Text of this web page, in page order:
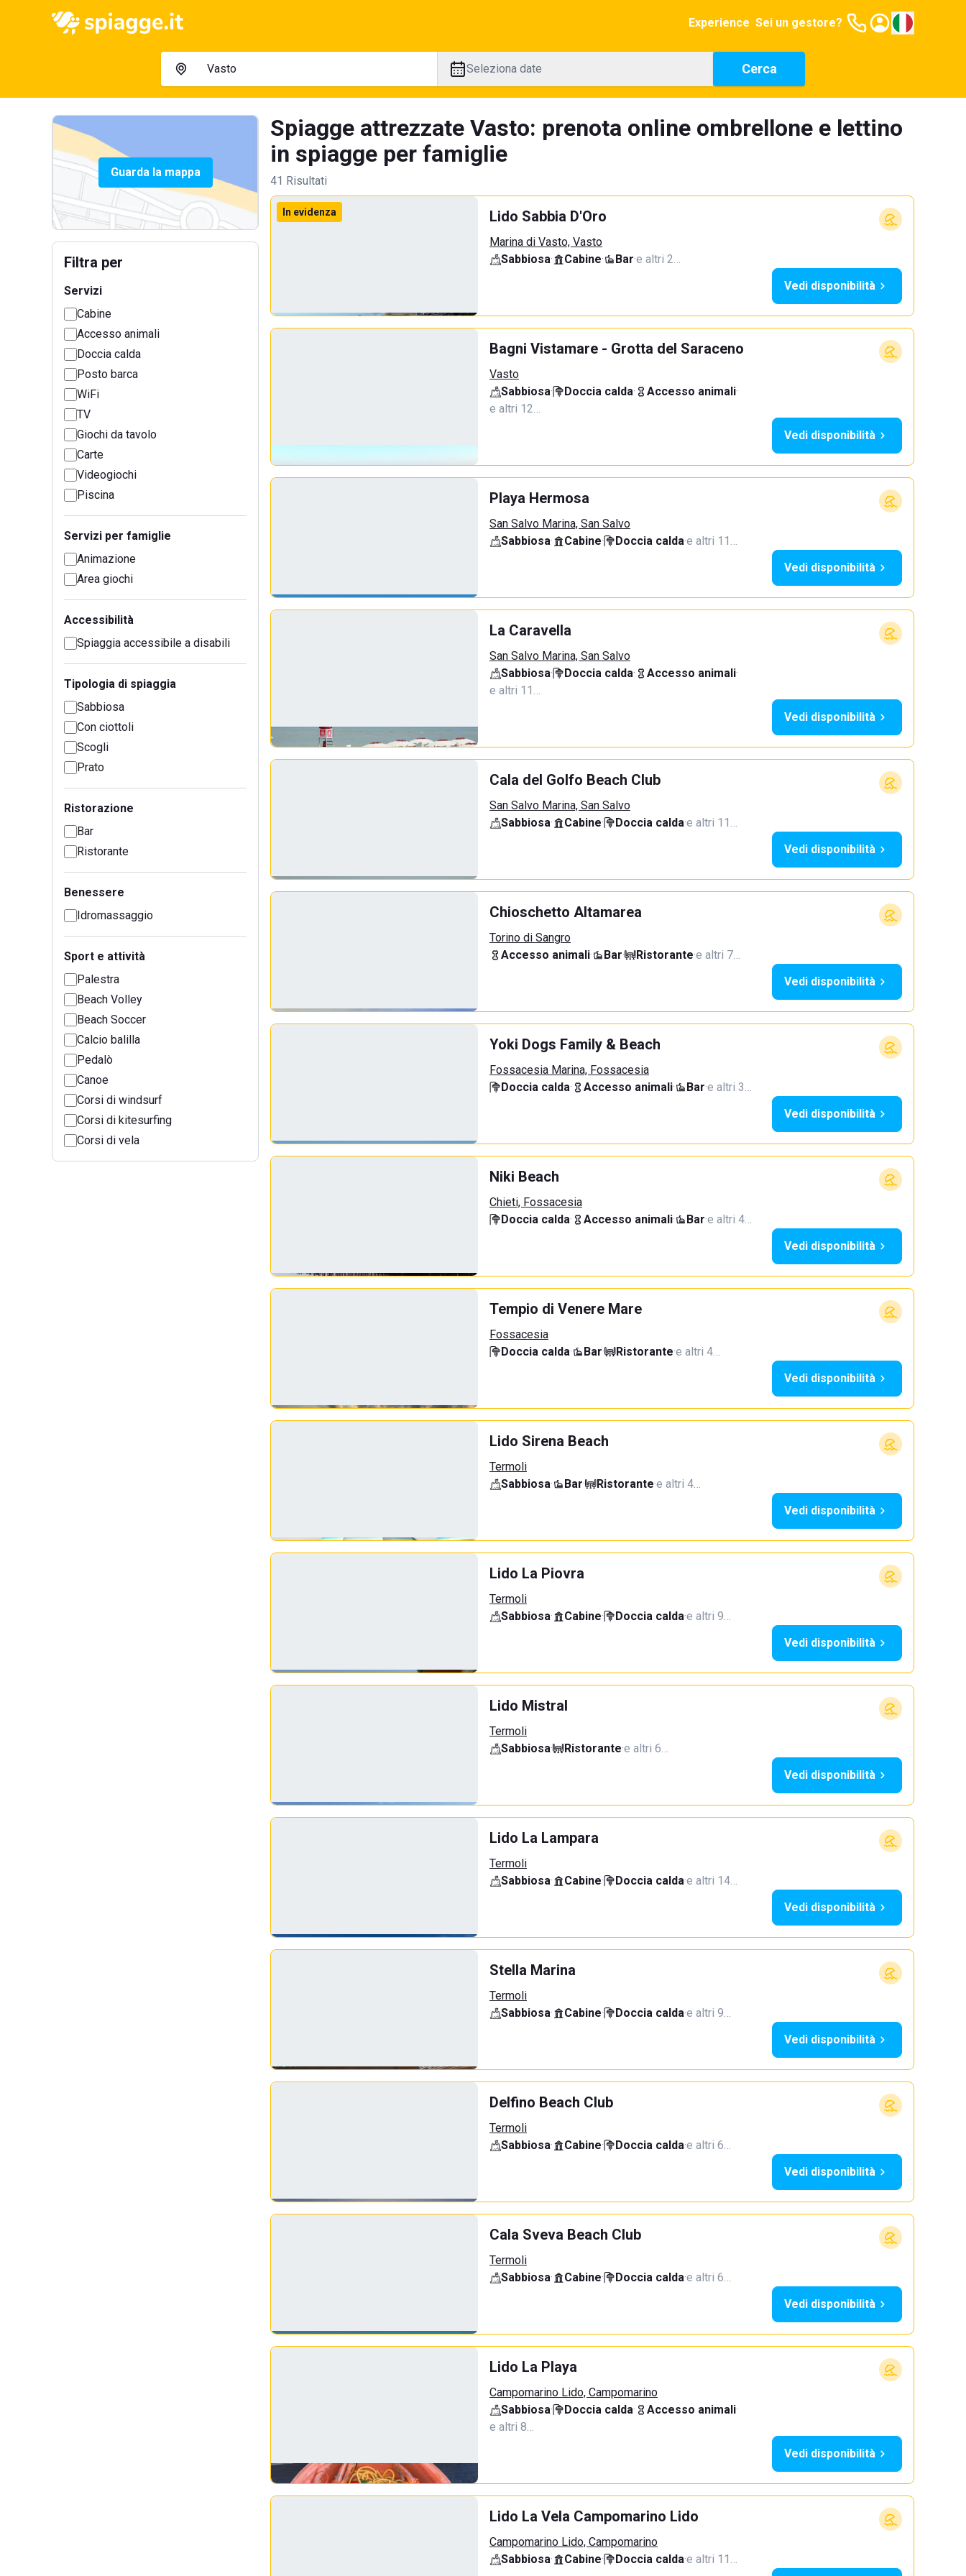
Experience Sei un gestore?
Seleziona date Cerca
Guarda la mappa
Filtra per
Servizi
Cabine
Accesso animali
Doccia calda
Posto barca
WiFi
TV
Giochi da tavolo
Carte
Videogiochi
Piscina
Servizi per famiglie
Animazione
Area giochi
Accessibilità
Spiaggia accessibile a disabili
Tipologia di spiaggia
Sabbiosa
Con ciottoli
Scogli
Prato
Ristorazione
Bar
Ristorante
Benessere
Idromassaggio
Sport e attività
Palestra
Beach Volley
Beach Soccer
Calcio balilla
Pedalò
Canoe
Corsi di windsurf
Corsi di kitesurfing
Corsi di vela
Spiagge attrezzate Vasto: prenota online ombrellone e lettino
in spiagge per famiglie
41 Risultati
In evidenza Lido Sabbia D'Oro
Marina di Vasto, Vasto
Sabbiosa· Cabine· Bar·e altri 2…
Vedi disponibilità
Bagni Vistamare - Grotta del Saraceno
Vasto
Sabbiosa· Doccia calda· Accesso animali·
e altri 12…
Vedi disponibilità
Playa Hermosa
San Salvo Marina, San Salvo
Sabbiosa· Cabine· Doccia calda·e altri 11…
Vedi disponibilità
La Caravella
San Salvo Marina, San Salvo
Sabbiosa· Doccia calda· Accesso animali·
e altri 11…
Vedi disponibilità
Cala del Golfo Beach Club
San Salvo Marina, San Salvo
Sabbiosa· Cabine· Doccia calda·e altri 11…
Vedi disponibilità
Chioschetto Altamarea
Torino di Sangro
Accesso animali· Bar· Ristorante·e altri 7…
Vedi disponibilità
Yoki Dogs Family & Beach
Fossacesia Marina, Fossacesia
Doccia calda· Accesso animali· Bar·e altri 3…
Vedi disponibilità
Niki Beach
Chieti, Fossacesia
Doccia calda· Accesso animali· Bar·e altri 4…
Vedi disponibilità
Tempio di Venere Mare
Fossacesia
Doccia calda· Bar· Ristorante·e altri 4…
Vedi disponibilità
Lido Sirena Beach
Termoli
Sabbiosa· Bar· Ristorante·e altri 4…
Vedi disponibilità
Lido La Piovra
Termoli
Sabbiosa· Cabine· Doccia calda·e altri 9…
Vedi disponibilità
Lido Mistral
Termoli
Sabbiosa· Ristorante·e altri 6…
Vedi disponibilità
Lido La Lampara
Termoli
Sabbiosa· Cabine· Doccia calda·e altri 14…
Vedi disponibilità
Stella Marina
Termoli
Sabbiosa· Cabine· Doccia calda·e altri 9…
Vedi disponibilità
Delfino Beach Club
Termoli
Sabbiosa· Cabine· Doccia calda·e altri 6…
Vedi disponibilità
Cala Sveva Beach Club
Termoli
Sabbiosa· Cabine· Doccia calda·e altri 6…
Vedi disponibilità
Lido La Playa
Campomarino Lido, Campomarino
Sabbiosa· Doccia calda· Accesso animali·
e altri 8…
Vedi disponibilità
Lido La Vela Campomarino Lido
Campomarino Lido, Campomarino
Sabbiosa· Cabine· Doccia calda·e altri 11…